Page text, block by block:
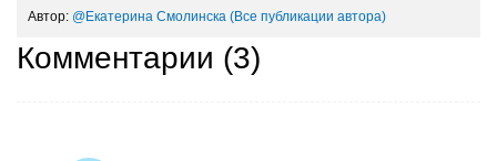
Автор: @Екатерина Смолинска (Все публикации автора)
Комментарии (3)